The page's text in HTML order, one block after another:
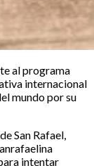
al programa
internacional
mundo por su
San Rafael,
intentar